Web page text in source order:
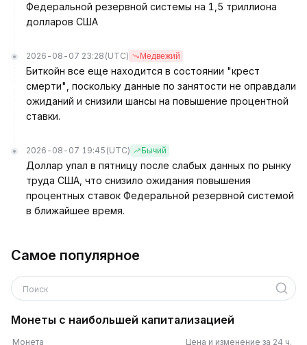
Федеральной резервной системы на 1,5 триллиона
долларов США
2026-08-07 23:28 (UTC) Медвежий
Биткойн все еще находится в состоянии "крест
смерти", поскольку данные по занятости не оправдали
ожиданий и снизили шансы на повышение процентной
ставки.
2026-08-07 19:45 (UTC) Бычий
Доллар упал в пятницу после слабых данных по рынку
труда США, что снизило ожидания повышения
процентных ставок Федеральной резервной системой
в ближайшее время.
Самое популярное
Поиск
Монеты с наибольшей капитализацией
Монета Цена и изменение за 24 ч.